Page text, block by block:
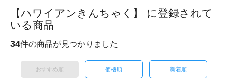
【ハワイアンきんちゃく】 に登録されて
いる商品
34件の商品が見つかりました
おすすめ順 価格順 新着順